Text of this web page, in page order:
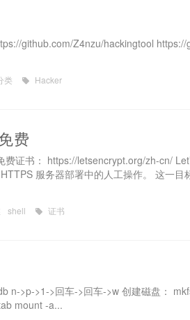
github.com/Z4nzu/hackingtool
类 Hacker
费
证书： https://letsencrypt.org/zh-cn/
服务器部署中的人工操作。 这一目
shell 证书
n->p->1->回车->回车->w 创建磁盘：
mount -a...